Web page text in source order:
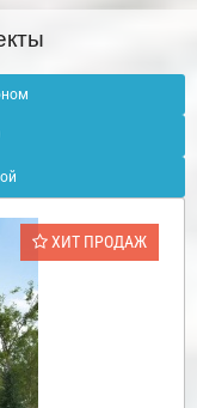
ХИТ ПРОДАЖ